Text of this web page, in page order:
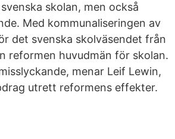
skolan, men också
Med kommunaliseringen av
det svenska skolväsendet från
reformen huvudmän för skolan.
menar Leif Lewin,
utrett reformens effekter.